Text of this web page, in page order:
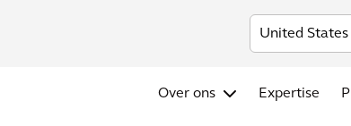
Investors Nieuws
Over ons Expertise